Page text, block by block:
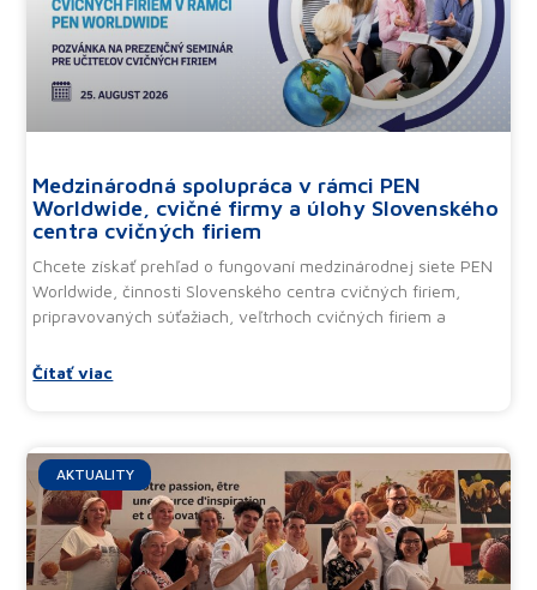
Medzinárodná spolupráca v rámci PEN
Worldwide, cvičné firmy a úlohy Slovenského
centra cvičných firiem
Chcete získať prehľad o fungovaní medzinárodnej siete PEN
Worldwide, činnosti Slovenského centra cvičných firiem,
pripravovaných súťažiach, veľtrhoch cvičných firiem a
Čítať viac
AKTUALITY